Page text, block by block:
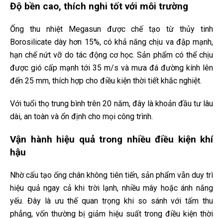
Độ bền cao, thích nghi tốt với môi trường
Ống thu nhiệt Megasun được chế tạo từ thủy tinh
Borosilicate dày hơn 15%, có khả năng chịu va đập mạnh,
hạn chế nứt vỡ do tác động cơ học. Sản phẩm có thể chịu
được gió cấp mạnh tới 35 m/s và mưa đá đường kính lên
đến 25 mm, thích hợp cho điều kiện thời tiết khắc nghiệt.
Với tuổi thọ trung bình trên 20 năm, đây là khoản đầu tư lâu
dài, an toàn và ổn định cho mọi công trình.
Vận hành hiệu quả trong nhiều điều kiện khí
hậu
Nhờ cấu tạo ống chân không tiên tiến, sản phẩm vẫn duy trì
hiệu quả ngay cả khi trời lạnh, nhiều mây hoặc ánh nắng
yếu. Đây là ưu thế quan trọng khi so sánh với tấm thu
phẳng, vốn thường bị giảm hiệu suất trong điều kiện thời